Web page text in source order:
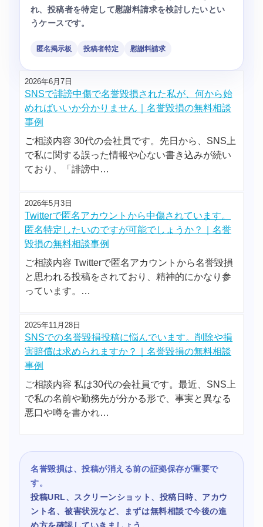
れ、投稿者を特定して慰謝料請求を検討したいとい
うケースです。
匿名掲示板 投稿者特定 慰謝料請求
2026年6月7日
SNSで誹謗中傷で名誉毀損された私が、何から始
めればいいか分かりません｜名誉毀損の無料相談
事例
ご相談内容 30代の会社員です。先日から、SNS上
で私に関する誤った情報や心ない書き込みが続い
ており、「誹謗中…
2026年5月3日
Twitterで匿名アカウントから中傷されています。
匿名特定したいのですが可能でしょうか？｜名誉
毀損の無料相談事例
ご相談内容 Twitterで匿名アカウントから名誉毀損
と思われる投稿をされており、精神的にかなり参
っています。…
2025年11月28日
SNSでの名誉毀損投稿に悩んでいます。削除や損
害賠償は求められますか？｜名誉毀損の無料相談
事例
ご相談内容 私は30代の会社員です。最近、SNS上
で私の名前や勤務先が分かる形で、事実と異なる
悪口や噂を書かれ…
名誉毀損は、投稿が消える前の証拠保存が重要で
す。
投稿URL、スクリーンショット、投稿日時、アカウ
ント名、被害状況など、まずは無料相談で今後の進